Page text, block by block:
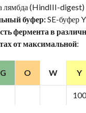
лямбда (HindIII-digest)
буфер:SE-буфер Y
фермента в
от максимальной:
G O W Y
100